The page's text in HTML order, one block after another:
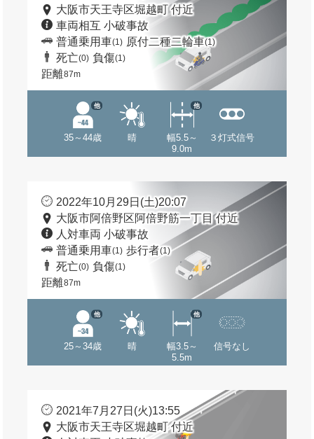
大阪市天王寺区堀越町 付近
車両相互 小破事故
普通乗用車(1) 原付二種二輪車(1)
死亡(0) 負傷(1)
距離87m
35～44歳
他
晴
幅5.5～
9.0m
他
３灯式信号
2022年10月29日(土)20:07
大阪市阿倍野区阿倍野筋一丁目 付近
人対車両 小破事故
普通乗用車(1) 歩行者(1)
死亡(0) 負傷(1)
距離87m
25～34歳
他
晴
幅3.5～
5.5m
他
信号なし
2021年7月27日(火)13:55
大阪市天王寺区堀越町 付近